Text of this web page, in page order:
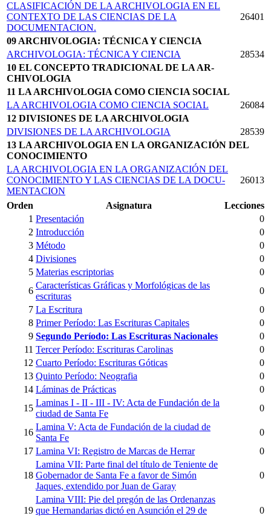
CLASIFICACIÓN DE LA ARCHIVOLOGIA EN EL
CONTEXTO DE LAS CIENCIAS DE LA
DOCUMENTACION.
26401
09 ARCHIVOLOGIA: TÉCNICA Y CIENCIA
ARCHIVOLOGIA: TÉCNICA Y CIENCIA
28534
10 EL CONCEPTO TRADICIONAL DE LA AR­
CHIVOLOGIA
11 LA ARCHIVOLOGIA COMO CIENCIA SOCIAL
LA ARCHIVOLOGIA COMO CIENCIA SOCIAL
26084
12 DIVISIONES DE LA ARCHIVOLOGIA
DIVISIONES DE LA ARCHIVOLOGIA
28539
13 LA ARCHIVOLOGIA EN LA ORGANIZACIÓN DEL
CONOCIMIENTO
LA ARCHIVOLOGIA EN LA ORGANIZACIÓN DEL
CONOCIMIENTO Y LAS CIENCIAS DE LA DOCU­
MENTACION
26013
Orden Asignatura
Lecciones
1 Presentación
0
2 Introducción
0
3 Método
0
4 Divisiones
0
5 Materias escriptorias
0
6
Características Gráficas y Morfológicas de las
escrituras
0
7 La Escritura
0
8 Primer Período: Las Escrituras Capitales
0
9 Segundo Período: Las Escrituras Nacionales
0
11 Tercer Período: Escrituras Carolinas
0
12 Cuarto Período: Escrituras Góticas
0
13 Quinto Período: Neografia
0
14 Láminas de Prácticas
0
15
Laminas I - II - III - IV: Acta de Fundación de la
ciudad de Santa Fe
0
16
Lamina V: Acta de Fundación de la ciudad de
Santa Fe
0
17 Lamina VI: Registro de Marcas de Herrar 0
18
Lamina VII: Parte final del título de Teniente de
Gobernador de Santa Fe a favor de Simón
Jaques, extendido por Juan de Garay
0
19
Lamina VIII: Pie del pregón de las Ordenanzas
que Hernandarias dictó en Asunción el 29 de
0